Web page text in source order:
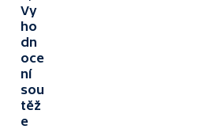
Vy
ho
dn
oce
ní
sou
těž
e